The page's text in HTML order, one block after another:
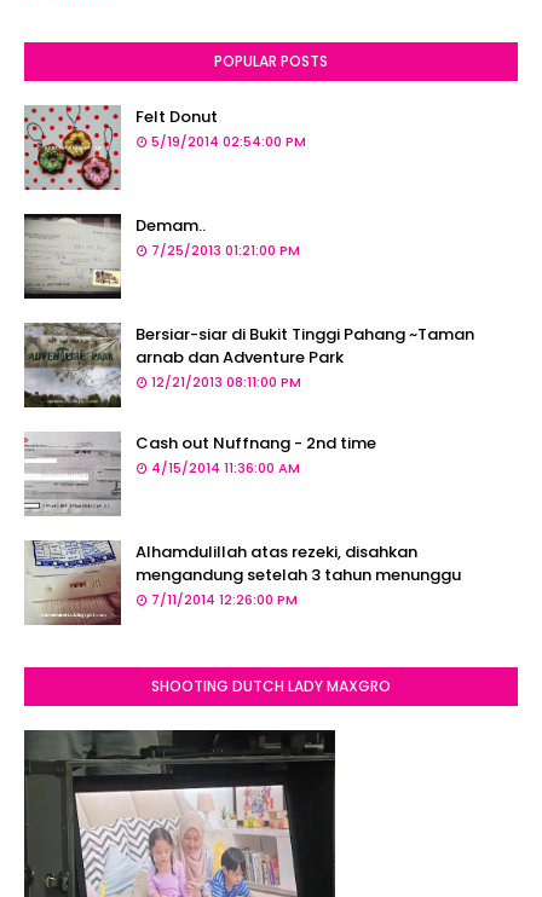
POPULAR POSTS
Felt Donut
5/19/2014 02:54:00 PM
Demam..
7/25/2013 01:21:00 PM
Bersiar-siar di Bukit Tinggi Pahang ~Taman
arnab dan Adventure Park
12/21/2013 08:11:00 PM
Cash out Nuffnang - 2nd time
4/15/2014 11:36:00 AM
Alhamdulillah atas rezeki, disahkan
mengandung setelah 3 tahun menunggu
7/11/2014 12:26:00 PM
SHOOTING DUTCH LADY MAXGRO